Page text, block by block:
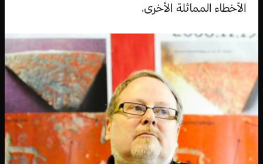
الأخطاء المماثلة الأخرى.